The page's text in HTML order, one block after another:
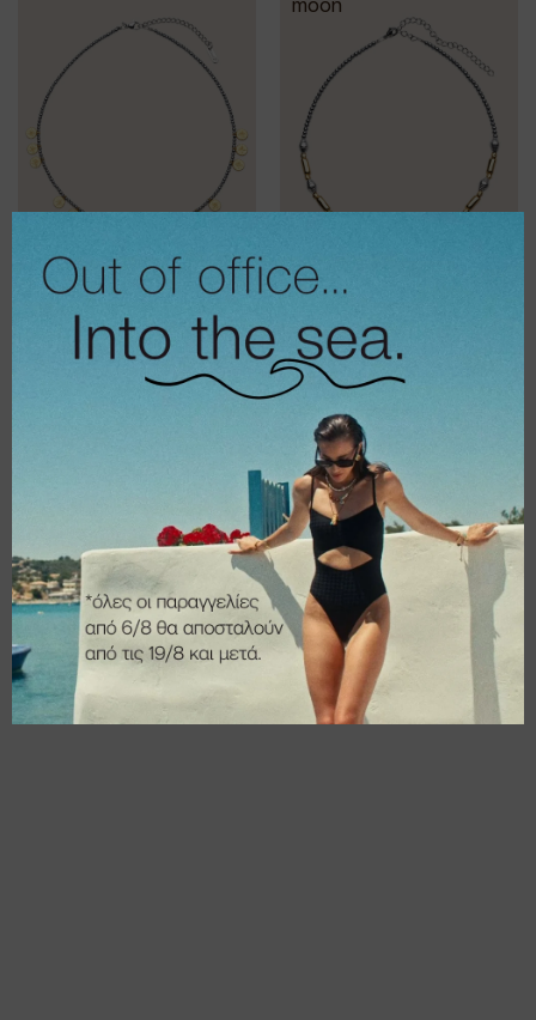
26,00
20,80
moon
€28,80
Κολιέ classic
snake thin silver
€14,00
11,20
Κολιέ Classica
thick
€14,00
€
11,20